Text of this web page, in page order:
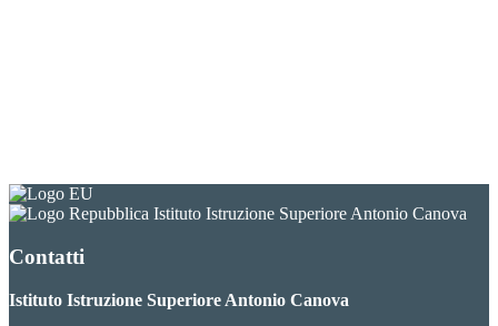
Istituto Istruzione Superiore Antonio Canova
Contatti
Istituto Istruzione Superiore Antonio Canova